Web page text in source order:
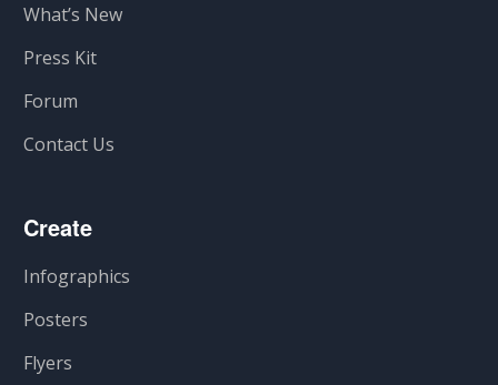
What’s New
Press Kit
Forum
Contact Us
Create
Infographics
Posters
Flyers